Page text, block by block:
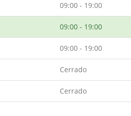
09:00 - 19:00
09:00 - 19:00
09:00 - 19:00
Cerrado
Cerrado